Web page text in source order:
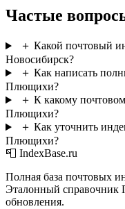
Частые
＋ Какой почтовый
Новосибирск?
＋ Как написать
Плющихи?
＋ К какому
Плющихи?
＋ Как уточнить
Плющихи?
📮 IndexBase.ru
Полная база почтовых
Эталонный справочник
обновления.